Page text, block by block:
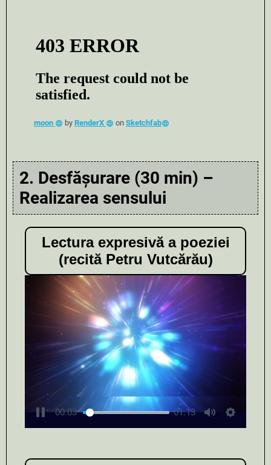
moon by RenderX on Sketchfab
2. Desfășurare (30 min) –
Realizarea sensului
Lectura expresivă a poeziei
(recită Petru Vutcărău)
00:04 01:13